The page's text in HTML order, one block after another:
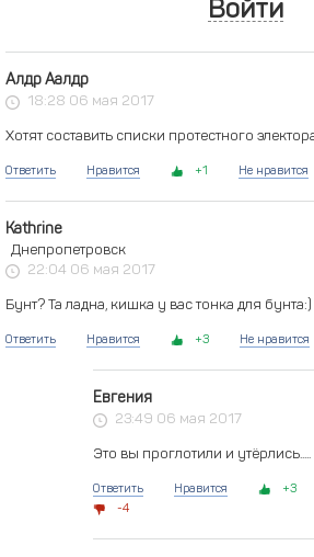
Войти
Алдр Аалдр
18:28 06 мая 2017
Хотят составить списки протестного
Ответить Нравится 1 Не нравится
Kathrine
Днепропетровск
22:04 06 мая 2017
Бунт? Та ладна, кишка у вас тонка для
Ответить Нравится 3 Не нравится
Евгения
23:49 06 мая 2017
Это вы проглотили и утёрлись.....
Ответить Нравится 3
4